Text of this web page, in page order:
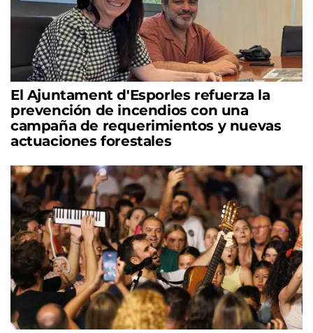
El Ajuntament d'Esporles refuerza la
prevención de incendios con una
campaña de requerimientos y nuevas
actuaciones forestales